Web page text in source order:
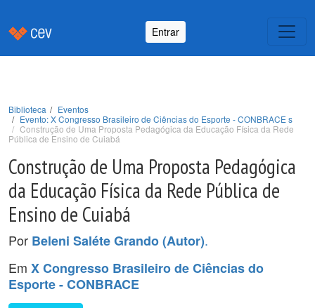
Entrar
Biblioteca
Eventos
Evento: X Congresso Brasileiro de Ciências do Esporte - CONBRACE s
Construção de Uma Proposta Pedagógica da Educação Física da Rede
Pública de Ensino de Cuiabá
Construção de Uma Proposta Pedagógica
da Educação Física da Rede Pública de
Ensino de Cuiabá
Por Beleni Saléte Grando (Autor).
Em X Congresso Brasileiro de Ciências do
Esporte - CONBRACE